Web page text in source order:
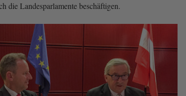
die Landesparlamente beschäftigen.